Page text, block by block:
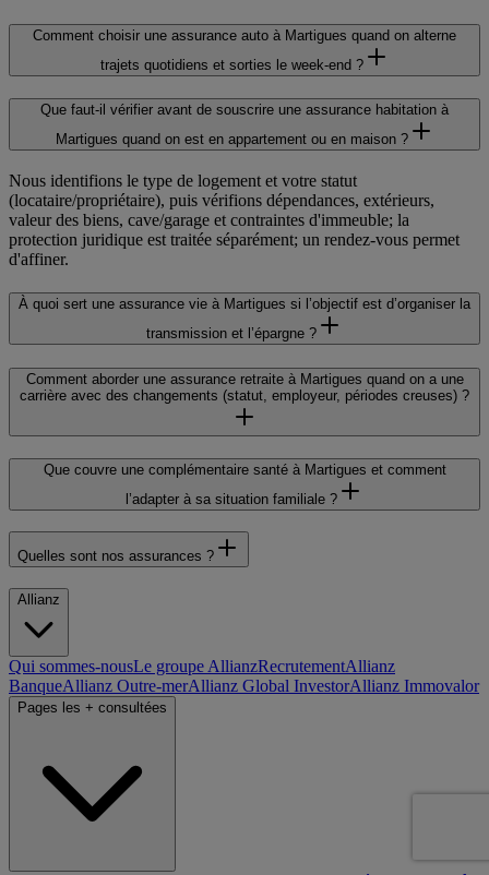
Comment choisir une assurance auto à Martigues quand on alterne
trajets quotidiens et sorties le week-end ?
Que faut-il vérifier avant de souscrire une assurance habitation à
Martigues quand on est en appartement ou en maison ?
Nous identifions le type de logement et votre statut
(locataire/propriétaire), puis vérifions dépendances, extérieurs,
valeur des biens, cave/garage et contraintes d'immeuble; la
protection juridique est traitée séparément; un rendez-vous permet
d'affiner.
À quoi sert une assurance vie à Martigues si l’objectif est d’organiser la
transmission et l’épargne ?
Comment aborder une assurance retraite à Martigues quand on a une
carrière avec des changements (statut, employeur, périodes creuses) ?
Que couvre une complémentaire santé à Martigues et comment
l’adapter à sa situation familiale ?
Quelles sont nos assurances ?
Allianz
Qui sommes-nousLe groupe AllianzRecrutementAllianz
BanqueAllianz Outre-merAllianz Global InvestorAllianz Immovalor
Pages les + consultées